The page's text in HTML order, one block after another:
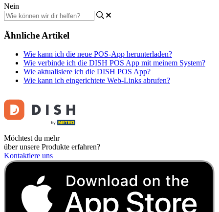
Nein
Ähnliche Artikel
Wie kann ich die neue POS-App herunterladen?
Wie verbinde ich die DISH POS App mit meinem System?
Wie aktualisiere ich die DISH POS App?
Wie kann ich eingerichtete Web-Links abrufen?
Möchtest du mehr
über unsere Produkte erfahren?
Kontaktiere uns